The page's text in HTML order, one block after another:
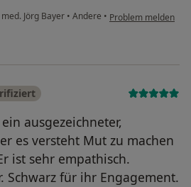
Jörg Bayer • Andere • Problem melden
ausgezeichneter,
es versteht Mut zu machen
ist sehr empathisch.
Schwarz für ihr Engagement.